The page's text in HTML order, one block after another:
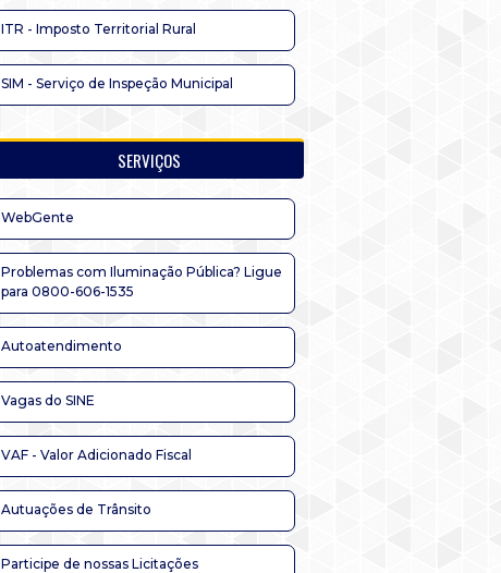
ITR - Imposto Territorial Rural
SIM - Serviço de Inspeção Municipal
SERVIÇOS
WebGente
Problemas com Iluminação Pública? Ligue
para 0800-606-1535
Autoatendimento
Vagas do SINE
VAF - Valor Adicionado Fiscal
Autuações de Trânsito
Participe de nossas Licitações